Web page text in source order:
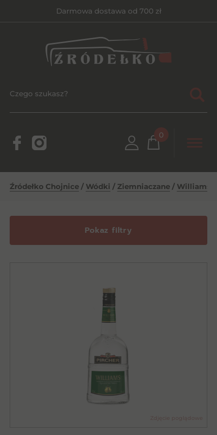
Darmowa dostawa od 700 zł
0
Źródełko Chojnice / Wódki / Ziemniaczane / Williams
Pokaz filtry